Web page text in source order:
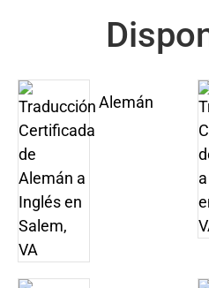
Alemán